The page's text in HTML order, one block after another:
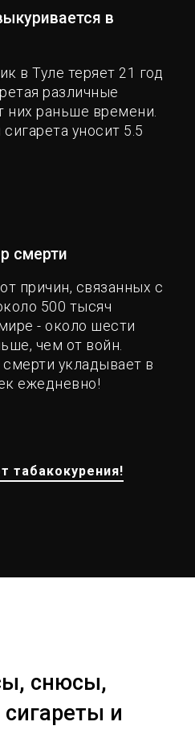
в
в Туле теряет 21 год
различные
них раньше времени.
уносит 5.5
смерти
причин, связанных с
500 тысяч
- около шести
чем от войн.
укладывает в
ежедневно!
табакокурения!
снюсы,
и